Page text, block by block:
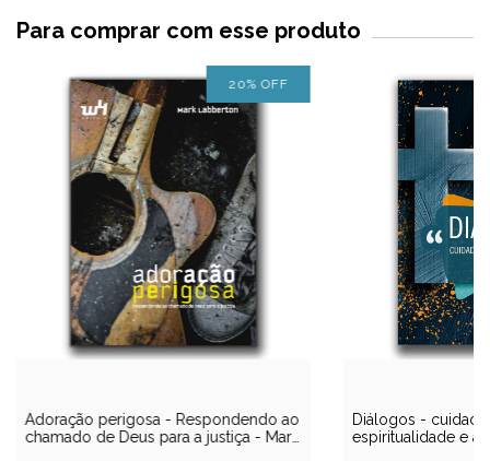
Para comprar com esse produto
20%OFF
Adoração perigosa - Respondendo ao
chamado de Deus para a justiça - Mark
Diálogos -
espiritualidade e